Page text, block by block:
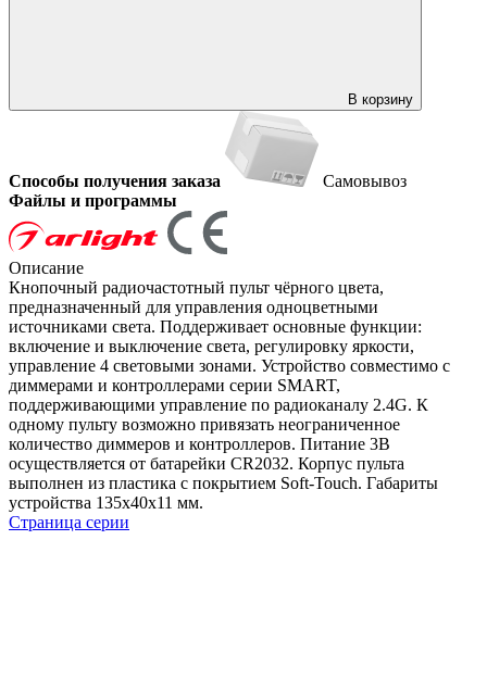
В корзину
Способы получения заказа
Самовывоз
Файлы и программы
Описание
Кнопочный радиочастотный пульт чёрного цвета,
предназначенный для управления одноцветными
источниками света. Поддерживает основные функции:
включение и выключение света, регулировку яркости,
управление 4 световыми зонами. Устройство совместимо с
диммерами и контроллерами серии SMART,
поддерживающими управление по радиоканалу 2.4G. К
одному пульту возможно привязать неограниченное
количество диммеров и контроллеров. Питание 3В
осуществляется от батарейки CR2032. Корпус пульта
выполнен из пластика с покрытием Soft-Touch. Габариты
устройства 135x40x11 мм.
Страница серии